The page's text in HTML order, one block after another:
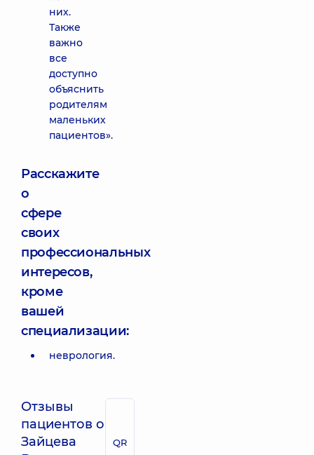
них.
Также
важно
все
доступно
объяснить
родителям
маленьких
пациентов».
Расскажите
о
сфере
своих
профессиональных
интересов,
кроме
вашей
специализации:
неврология.
Отзывы
пациентов о
Зайцева
QR